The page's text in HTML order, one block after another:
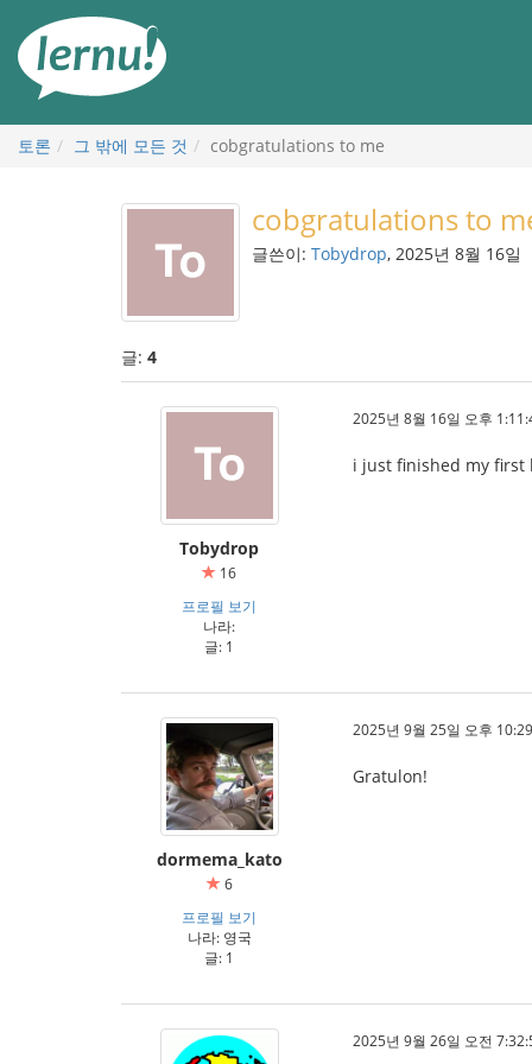
토론 그 밖에 모든 것 cobgratulations to me
cobgratulations to
글쓴이: Tobydrop, 2025년 8월 16일
글: 4
Tobydrop
16
프로필 보기
나라:
글: 1
2025년 8월 16일 오후
i just finished my first
dormema_kato
6
프로필 보기
나라: 영국
글: 1
2025년 9월 25일 오후
Gratulon!
2025년 9월 26일 오전